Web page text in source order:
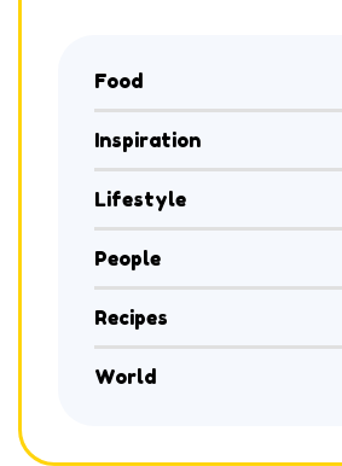
Food
Inspiration
Lifestyle
People
Recipes
World